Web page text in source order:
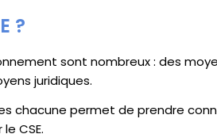
?
sont nombreux : des
juridiques.
chacune permet de prendre
CSE.